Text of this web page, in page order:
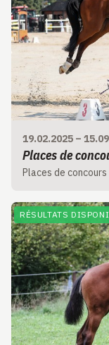
19.02.2025 –
Places de
Places de
RÉSULTATS